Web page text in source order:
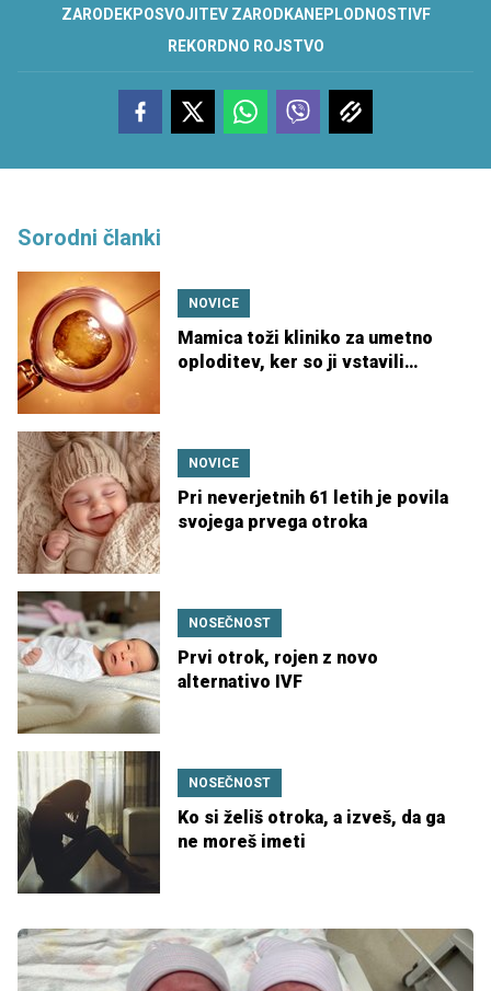
ZARODEKPOSVOJITEV ZARODKANEPLODNOST IVF
REKORDNO ROJSTVO
Sorodni članki
NOVICE
Mamica toži kliniko za umetno
oploditev, ker so ji vstavili
NOVICE
Pri neverjetnih 61 letih je povila
svojega prvega otroka
NOSEČNOST
Prvi otrok, rojen z novo
alternativo IVF
NOSEČNOST
Ko si želiš otroka, a izveš, da ga
ne moreš imeti